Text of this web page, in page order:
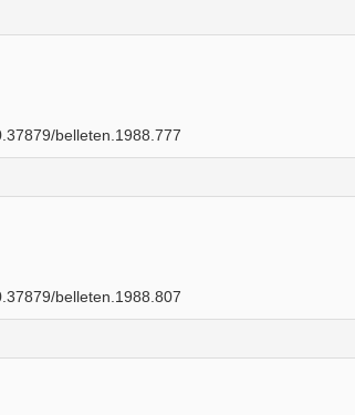
belleten.1988.777
belleten.1988.807